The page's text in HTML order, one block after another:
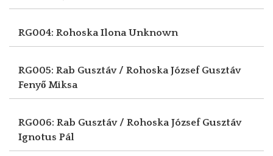
RG004: Rohoska IlonaUnknown
RG005: Rab Gusztáv / Rohoska József Gusztáv
Fenyő Miksa
RG006: Rab Gusztáv / Rohoska József Gusztáv
Ignotus Pál